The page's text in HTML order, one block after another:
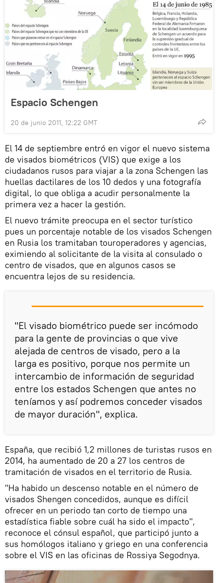
Espacio Schengen
20 de junio 2011, 12:22 GMT
El 14 de septiembre entró en vigor el nuevo sistema
de visados biométricos (VIS) que exige a los
ciudadanos rusos para viajar a la zona Schengen las
huellas dactilares de los 10 dedos y una fotografía
digital, lo que obliga a acudir personalmente la
primera vez a hacer la gestión.
El nuevo trámite preocupa en el sector turístico
pues un porcentaje notable de los visados Schengen
en Rusia los tramitaban touroperadores y agencias,
eximiendo al solicitante de la visita al consulado o
centro de visados, que en algunos casos se
encuentra lejos de su residencia.
"El visado biométrico puede ser incómodo
para la gente de provincias o que vive
alejada de centros de visado, pero a la
larga es positivo, porque nos permite un
intercambio de información de seguridad
entre los estados Schengen que antes no
teníamos y así podremos conceder visados
de mayor duración", explica.
España, que recibió 1,2 millones de turistas rusos en
2014, ha aumentado de 20 a 27 los centros de
tramitación de visados en el territorio de Rusia.
"Ha habido un descenso notable en el número de
visados Shengen concedidos, aunque es difícil
ofrecer en un periodo tan corto de tiempo una
estadística fiable sobre cuál ha sido el impacto",
reconoce el cónsul español, que participó junto a
sus homólogos italiano y griego en una conferencia
sobre el VIS en las oficinas de Rossiya Segodnya.